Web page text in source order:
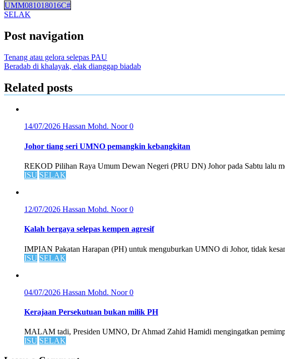
UMM081018016C#
SELAK
Post navigation
Tenang atau gelora selepas PAU
Beradab di khalayak, elak dianggap biadab
Related posts
14/07/2026 Hassan Mohd. Noor0
Johor tiang seri UMNO pemangkin kebangkitan
REKOD Pilihan Raya Umum Dewan Negeri (PRU DN) Johor pada Sabtu lalu
ISU SELAK
12/07/2026 Hassan Mohd. Noor0
Kalah bergaya selepas kempen agresif
IMPIAN Pakatan Harapan (PH) untuk menguburkan UMNO di Johor, tidak
ISU SELAK
04/07/2026 Hassan Mohd. Noor0
Kerajaan Persekutuan bukan milik PH
MALAM tadi, Presiden UMNO, Dr Ahmad Zahid Hamidi mengingatkan
ISU SELAK